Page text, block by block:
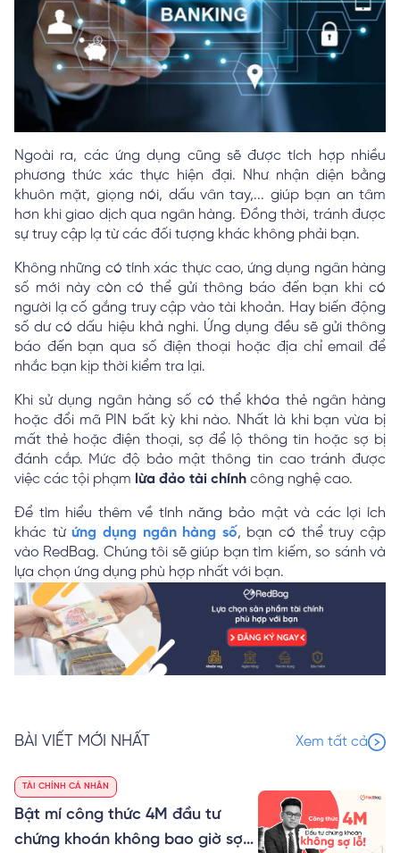
Ngoài ra, các ứng dụng cũng sẽ được tích hợp nhiều
phương thức xác thực hiện đại. Như nhận diện bằng
khuôn mặt, giọng nói, dấu vân tay,... giúp bạn an tâm
hơn khi giao dịch qua ngân hàng. Đồng thời, tránh được
sự truy cập lạ từ các đối tượng khác không phải bạn.
Không những có tính xác thực cao, ứng dụng ngân hàng
số mới này còn có thể gửi thông báo đến bạn khi có
người lạ cố gắng truy cập vào tài khoản. Hay biến động
số dư có dấu hiệu khả nghi. Ứng dụng đều sẽ gửi thông
báo đến bạn qua số điện thoại hoặc địa chỉ email để
nhắc bạn kịp thời kiểm tra lại.
Khi sử dụng ngân hàng số có thể khóa thẻ ngân hàng
hoặc đổi mã PIN bất kỳ khi nào. Nhất là khi bạn vừa bị
mất thẻ hoặc điện thoại, sợ để lộ thông tin hoặc sợ bị
đánh cắp. Mức độ bảo mật thông tin cao tránh được
việc các tội phạm lừa đảo tài chính công nghệ cao.
Để tìm hiểu thêm về tính năng bảo mật và các lợi ích
khác từứng dụng ngân hàng số, bạn có thể truy cập
vào RedBag. Chúng tôi sẽ giúp bạn tìm kiếm, so sánh và
lựa chọn ứng dụng phù hợp nhất với bạn.
BÀI VIẾT MỚI NHẤT Xem tất cả
TÀI CHÍNH CÁ NHÂN
Bật mí công thức 4M đầu tư
chứng khoán không bao giờ sợ